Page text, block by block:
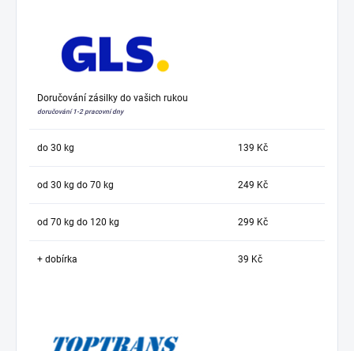
Doručování zásilky do vašich rukou
doručování 1-2 pracovní dny
do 30 kg 139 Kč
od 30 kg do 70 kg 249 Kč
od 70 kg do 120 kg 299 Kč
+ dobírka 39 Kč